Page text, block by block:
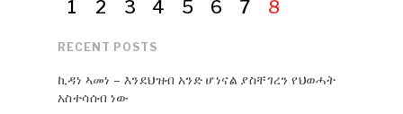
1 2 3 4 5 6 7 8
RECENT POSTS
ኪዳነ ኣመነ – እንደህዝብ አንድ ሆነናል ያስቸገረን የህወሓት
አስተሳሰብ ነው